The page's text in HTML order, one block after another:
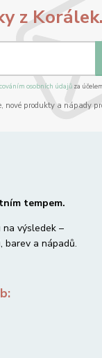
z
osobních údajůza
nové produkty a nápady
tempem.
na výsledek –
barev a nápadů.